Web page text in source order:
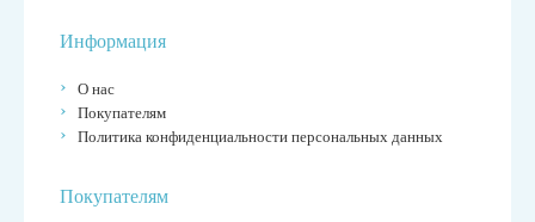
Информация
О нас
Покупателям
Политика конфиденциальности персональных данных
Покупателям